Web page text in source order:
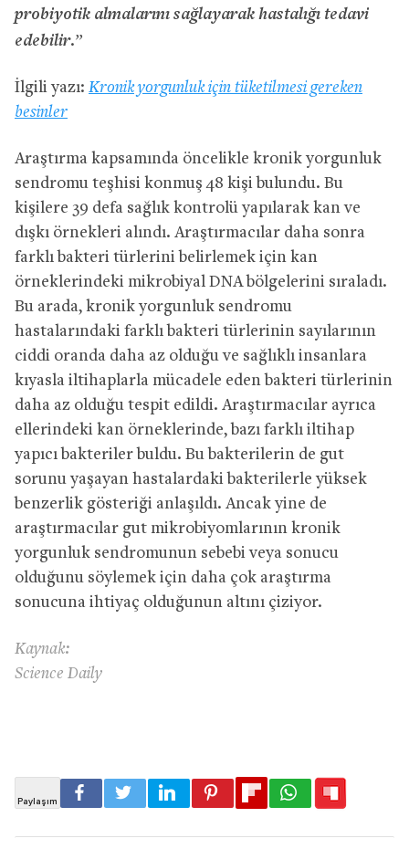
probiyotik almalarını sağlayarak hastalığı tedavi
edebilir.”
İlgili yazı: Kronik yorgunluk için tüketilmesi gereken
besinler
Araştırma kapsamında öncelikle kronik yorgunluk
sendromu teşhisi konmuş 48 kişi bulundu. Bu
kişilere 39 defa sağlık kontrolü yapılarak kan ve
dışkı örnekleri alındı. Araştırmacılar daha sonra
farklı bakteri türlerini belirlemek için kan
örneklerindeki mikrobiyal DNA bölgelerini sıraladı.
Bu arada, kronik yorgunluk sendromu
hastalarındaki farklı bakteri türlerinin sayılarının
ciddi oranda daha az olduğu ve sağlıklı insanlara
kıyasla iltihaplarla mücadele eden bakteri türlerinin
daha az olduğu tespit edildi. Araştırmacılar ayrıca
ellerindeki kan örneklerinde, bazı farklı iltihap
yapıcı bakteriler buldu. Bu bakterilerin de gut
sorunu yaşayan hastalardaki bakterilerle yüksek
benzerlik gösteriği anlaşıldı. Ancak yine de
araştırmacılar gut mikrobiyomlarının kronik
yorgunluk sendromunun sebebi veya sonucu
olduğunu söylemek için daha çok araştırma
sonucuna ihtiyaç olduğunun altını çiziyor.
Kaynak:
Science Daily